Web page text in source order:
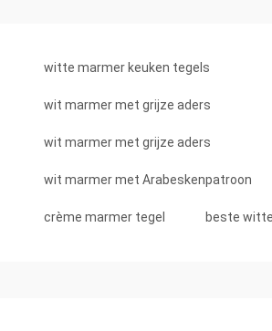
witte marmer keuken tegels
wit marmer met grijze aders
wit marmer met grijze aders
wit marmer met Arabeskenpatroon
crème marmer tegel beste